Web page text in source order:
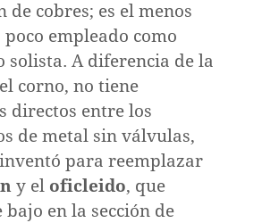
de cobres; es el menos
empleado como
solista. A diferencia de la
corno, no tiene
directos entre los
de metal sin válvulas,
para reemplazar
y el oficleido, que
en la sección de